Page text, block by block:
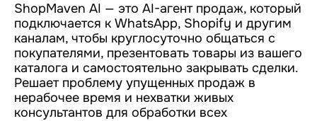
ShopMaven AI — это AI-агент продаж, который
подключается к WhatsApp, Shopify и другим
каналам, чтобы круглосуточно общаться с
покупателями, презентовать товары из вашего
каталога и самостоятельно закрывать сделки.
Решает проблему упущенных продаж в
нерабочее время и нехватки живых
консультантов для обработки всех